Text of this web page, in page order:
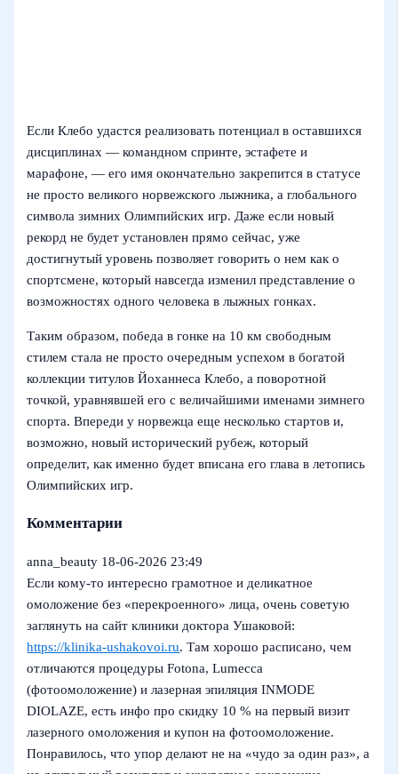
Если Клебо удастся реализовать потенциал в оставшихся
дисциплинах — командном спринте, эстафете и
марафоне, — его имя окончательно закрепится в статусе
не просто великого норвежского лыжника, а глобального
символа зимних Олимпийских игр. Даже если новый
рекорд не будет установлен прямо сейчас, уже
достигнутый уровень позволяет говорить о нем как о
спортсмене, который навсегда изменил представление о
возможностях одного человека в лыжных гонках.
Таким образом, победа в гонке на 10 км свободным
стилем стала не просто очередным успехом в богатой
коллекции титулов Йоханнеса Клебо, а поворотной
точкой, уравнявшей его с величайшими именами зимнего
спорта. Впереди у норвежца еще несколько стартов и,
возможно, новый исторический рубеж, который
определит, как именно будет вписана его глава в летопись
Олимпийских игр.
Комментарии
anna_beauty 18-06-2026 23:49
Если кому-то интересно грамотное и деликатное
омоложение без «перекроенного» лица, очень советую
заглянуть на сайт клиники доктора Ушаковой:
https://klinika-ushakovoi.ru. Там хорошо расписано, чем
отличаются процедуры Fotona, Lumecca
(фотоомоложение) и лазерная эпиляция INMODE
DIOLAZE, есть инфо про скидку 10 % на первый визит
лазерного омоложения и купон на фотоомоложение.
Понравилось, что упор делают не на «чудо за один раз», а